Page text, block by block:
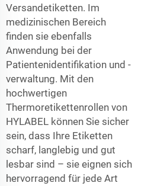
Versandetiketten. Im
medizinischen Bereich
finden sie ebenfalls
Anwendung bei der
Patientenidentifikation und -
verwaltung. Mit den
hochwertigen
Thermoretikettenrollen von
HYLABEL können Sie sicher
sein, dass Ihre Etiketten
scharf, langlebig und gut
lesbar sind – sie eignen sich
hervorragend für jede Art